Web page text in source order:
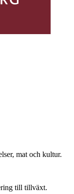
mat och kultur.
till tillväxt.